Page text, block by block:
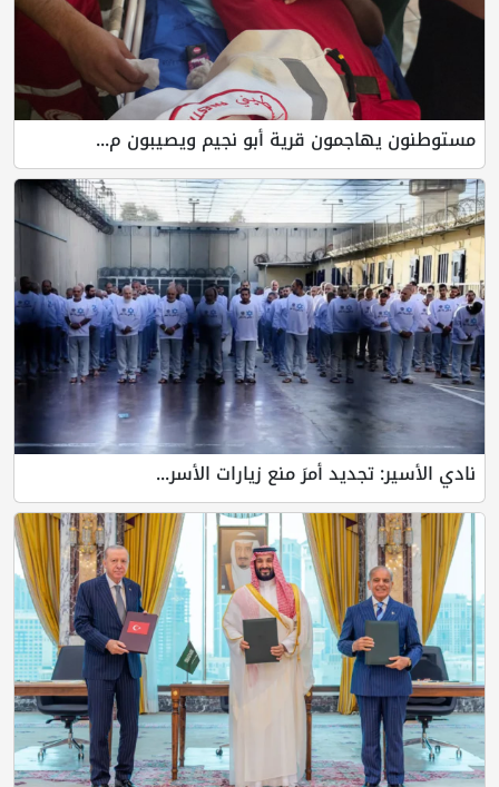
مستوطنون يهاجمون قرية أبو نجيم ويصيبون م...
نادي الأسير: تجديد أمرَ منع زيارات الأسر...